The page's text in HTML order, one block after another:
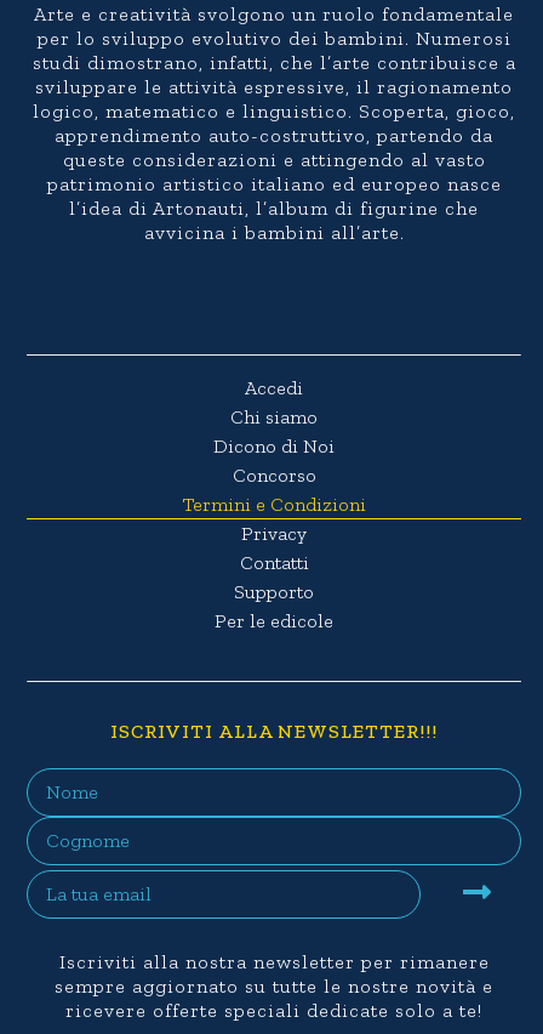
Arte e creatività svolgono un ruolo fondamentale
per lo sviluppo evolutivo dei bambini. Numerosi
studi dimostrano, infatti, che l’arte contribuisce a
sviluppare le attività espressive, il ragionamento
logico, matematico e linguistico. Scoperta, gioco,
apprendimento auto-costruttivo, partendo da
queste considerazioni e attingendo al vasto
patrimonio artistico italiano ed europeo nasce
l’idea di Artonauti, l’album di figurine che
avvicina i bambini all’arte.
Accedi
Chi siamo
Dicono di Noi
Concorso
Termini e Condizioni
Privacy
Contatti
Supporto
Per le edicole
ISCRIVITI ALLA NEWSLETTER!!!
Iscriviti alla nostra newsletter per rimanere
sempre aggiornato su tutte le nostre novità e
ricevere offerte speciali dedicate solo a te!